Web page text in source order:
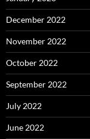
December 2022
November 2022
October 2022
September 2022
July 2022
June 2022